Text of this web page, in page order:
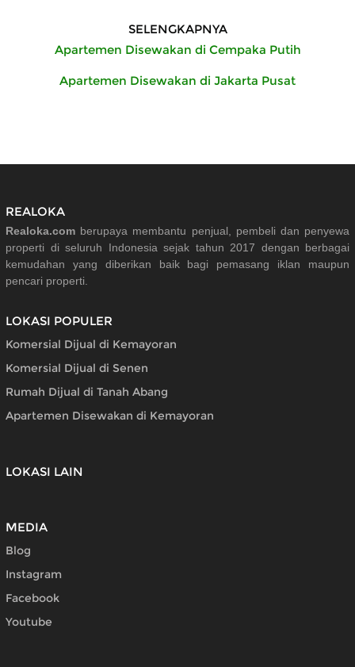
SELENGKAPNYA
Apartemen Disewakan di Cempaka Putih
Apartemen Disewakan di Jakarta Pusat
REALOKA
Realoka.com berupaya membantu penjual, pembeli dan penyewa
properti di seluruh Indonesia sejak tahun 2017 dengan berbagai
kemudahan yang diberikan baik bagi pemasang iklan maupun
pencari properti.
LOKASI POPULER
Komersial Dijual di Kemayoran
Komersial Dijual di Senen
Rumah Dijual di Tanah Abang
Apartemen Disewakan di Kemayoran
LOKASI LAIN
MEDIA
Blog
Instagram
Facebook
Youtube